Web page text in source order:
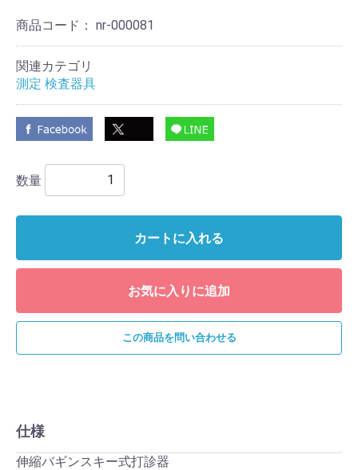
商品コード： nr-000081
関連カテゴリ
測定 検査器具
数量
カートに入れる
お気に入りに追加
この商品を問い合わせる
仕様
伸縮バギンスキー式打診器